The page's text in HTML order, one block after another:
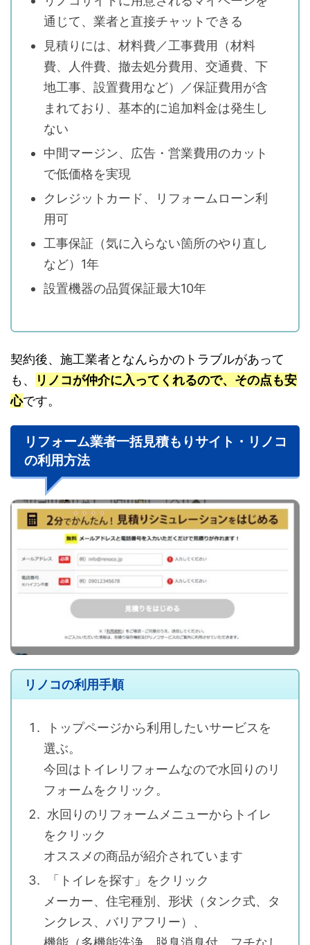
通じて、業者と直接チャットできる
見積りには、材料費／工事費用（材料
費、人件費、撤去処分費用、交通費、下
地工事、設置費用など）／保証費用が含
まれており、基本的に追加料金は発生し
ない
中間マージン、広告・営業費用のカット
で低価格を実現
クレジットカード、リフォームローン利
用可
工事保証（気に入らない箇所のやり直し
など）1年
設置機器の品質保証最大10年
契約後、施工業者となんらかのトラブルがあって
も、
リノコが仲介に入ってくれるので、その点も安
心です。
リフォーム業者一括見積もりサイト・リノコ
の利用方法
リノコの利用手順
トップページから利用したいサービスを
選ぶ。
今回はトイレリフォームなので水回りのリ
フォームをクリック。
水回りのリフォームメニューからトイレ
をクリック
オススメの商品が紹介されています
「トイレを探す」をクリック
メーカー、住宅種別、形状（タンク式、タ
ンクレス、バリアフリー）、